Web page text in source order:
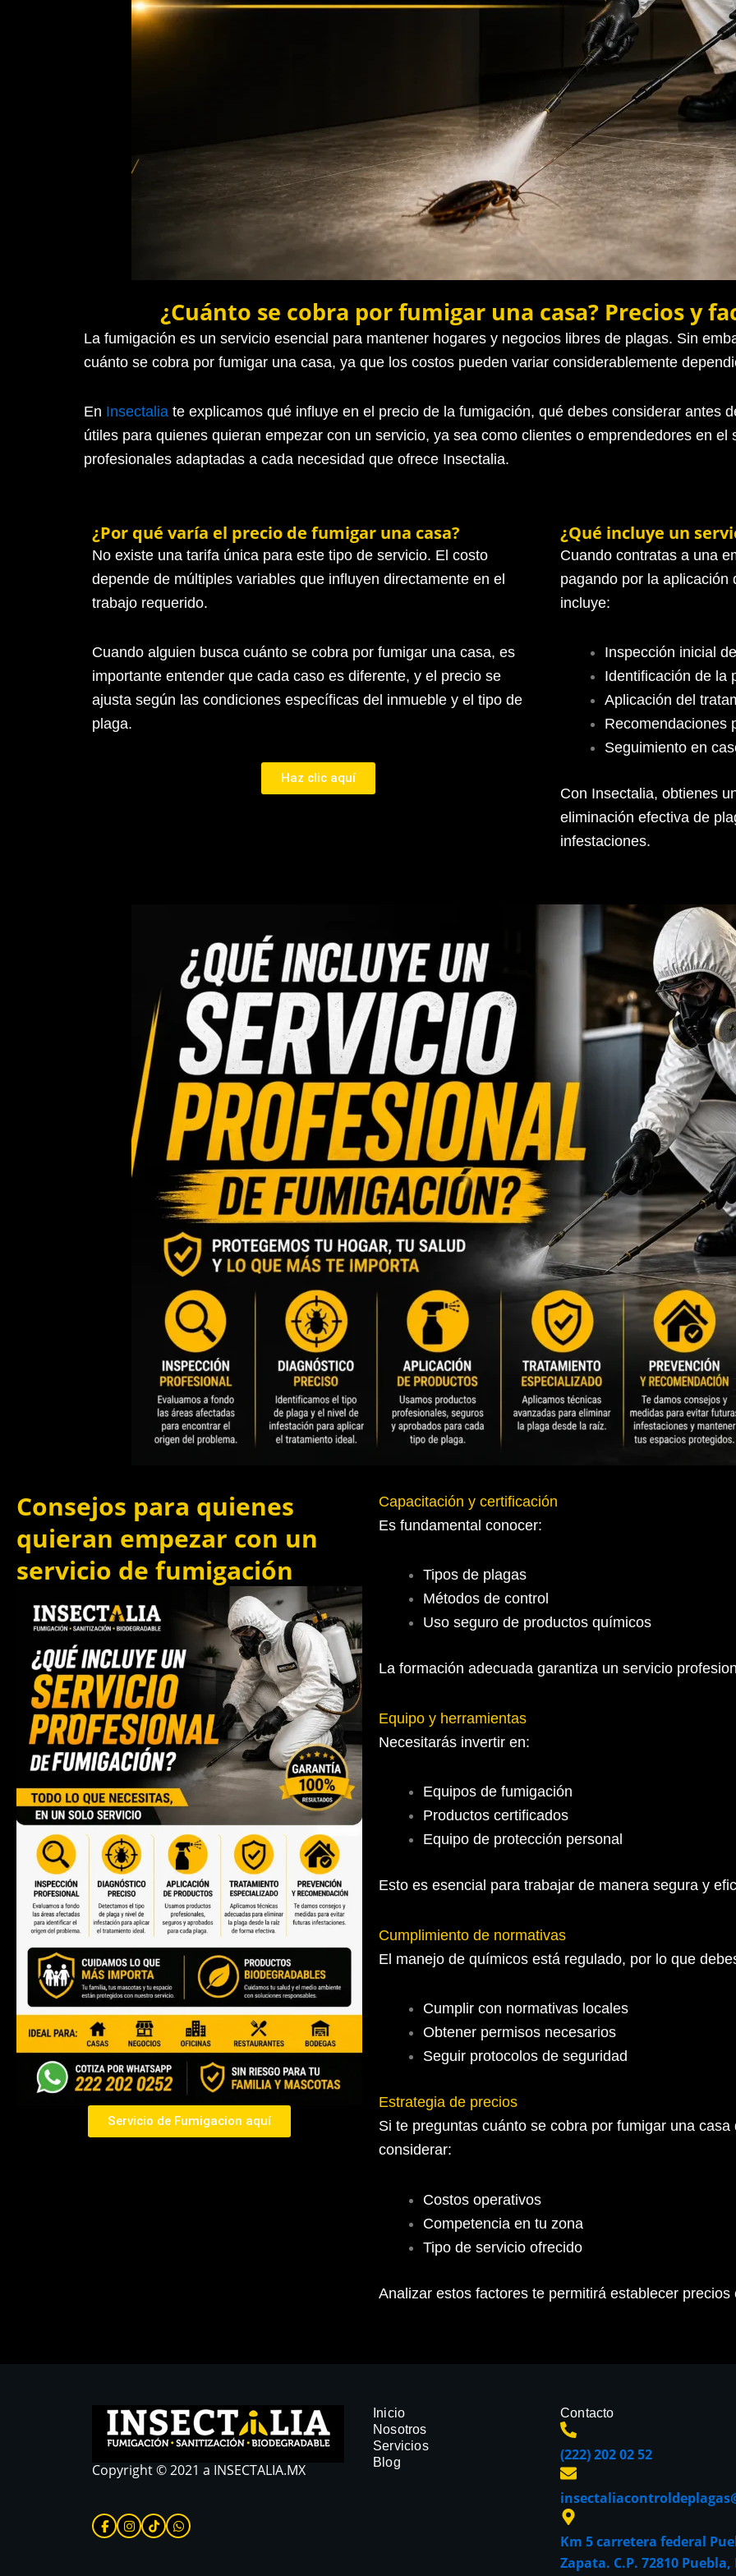
¿Cuánto se cobra por fumigar una casa? Precios y
La fumigación es un servicio esencial para mantener hogares y negocios libres de plagas. Sin
cuánto se cobra por fumigar una casa, ya que los costos pueden variar considerablemente
En Insectalia te explicamos qué influye en el precio de la fumigación, qué debes considerar antes
útiles para quienes quieran empezar con un servicio, ya sea como clientes o emprendedores en el
profesionales adaptadas a cada necesidad que ofrece Insectalia.
¿Por qué varía el precio de fumigar una casa?
No existe una tarifa única para este tipo de servicio. El costo
depende de múltiples variables que influyen directamente en el
trabajo requerido.
Cuando alguien busca cuánto se cobra por fumigar una casa, es
importante entender que cada caso es diferente, y el precio se
ajusta según las condiciones específicas del inmueble y el tipo de
plaga.
Haz clic aquí
¿Qué incluye un
Cuando contratas a una
pagando por la aplicación
incluye:
Inspección inicial
Identificación de la
Aplicación del
Recomendaciones
Seguimiento en
Con Insectalia, obtienes
eliminación efectiva de
infestaciones.
Consejos para quienes
quieran empezar con un
servicio de fumigación
Servicio de Fumigacion aquí
Capacitación y certificación
Es fundamental conocer:
Tipos de plagas
Métodos de control
Uso seguro de productos químicos
La formación adecuada garantiza un servicio
Equipo y herramientas
Necesitarás invertir en:
Equipos de fumigación
Productos certificados
Equipo de protección personal
Esto es esencial para trabajar de manera segura y
Cumplimiento de normativas
El manejo de químicos está regulado, por lo que
Cumplir con normativas locales
Obtener permisos necesarios
Seguir protocolos de seguridad
Estrategia de precios
Si te preguntas cuánto se cobra por fumigar una
considerar:
Costos operativos
Competencia en tu zona
Tipo de servicio ofrecido
Analizar estos factores te permitirá establecer
Copyright © 2021 a INSECTALIA.MX
Inicio
Nosotros
Servicios
Blog
Contacto
(222) 202 02 52
Km 5 carretera federal
Zapata. C.P. 72810